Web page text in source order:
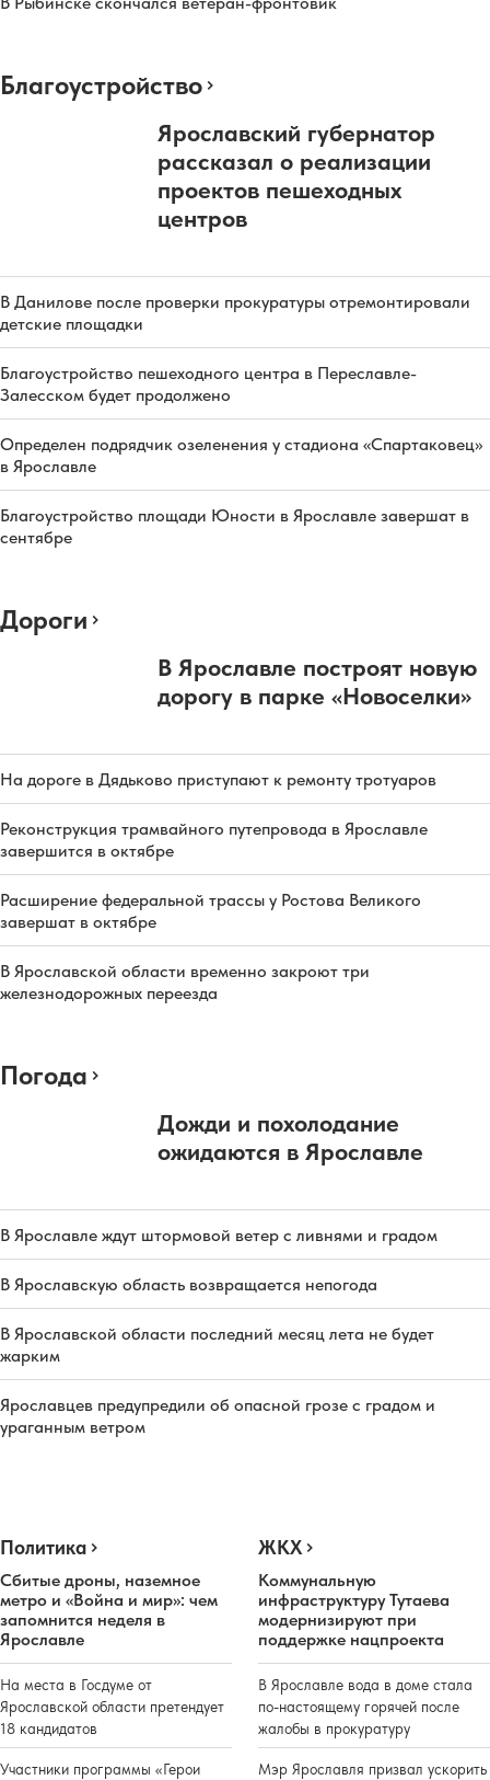
Благоустройство
Ярославский губернатор
рассказал о реализации
проектов пешеходных
центров
В Данилове после проверки прокуратуры отремонтировали
детские площадки
Благоустройство пешеходного центра в Переславле-
Залесском будет продолжено
Определен подрядчик озеленения у стадиона «Спартаковец»
в Ярославле
Благоустройство площади Юности в Ярославле завершат в
сентябре
Дороги
В Ярославле построят новую
дорогу в парке «Новоселки»
На дороге в Дядьково приступают к ремонту тротуаров
Реконструкция трамвайного путепровода в Ярославле
завершится в октябре
Расширение федеральной трассы у Ростова Великого
завершат в октябре
В Ярославской области временно закроют три
железнодорожных переезда
Погода
Дожди и похолодание
ожидаются в Ярославле
В Ярославле ждут штормовой ветер с ливнями и градом
В Ярославскую область возвращается непогода
В Ярославской области последний месяц лета не будет
жарким
Ярославцев предупредили об опасной грозе с градом и
ураганным ветром
Политика
Сбитые дроны, наземное
метро и «Война и мир»: чем
запомнится неделя в
Ярославле
На места в Госдуме от
Ярославской области претендует
18 кандидатов
Участники программы «Герои
ЖКХ
Коммунальную
инфраструктуру Тутаева
модернизируют при
поддержке нацпроекта
В Ярославле вода в доме стала
по-настоящему горячей после
жалобы в прокуратуру
Мэр Ярославля призвал ускорить